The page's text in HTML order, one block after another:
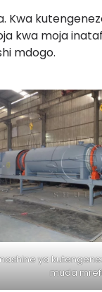
Kwa
kwa moja
mdogo.
ya
muda